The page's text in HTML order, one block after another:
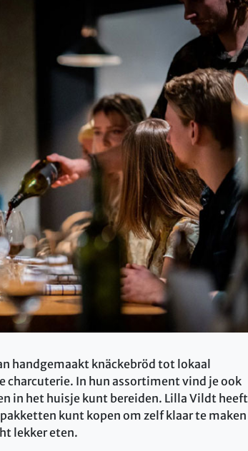
handgemaakt knäckebröd tot lokaal
charcuterie. In hun assortiment vind je ook
in het huisje kunt bereiden. Lilla Vildt heeft
kunt kopen om zelf klaar te maken
lekker eten.